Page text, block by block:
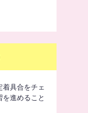
着具合をチェ
進めること